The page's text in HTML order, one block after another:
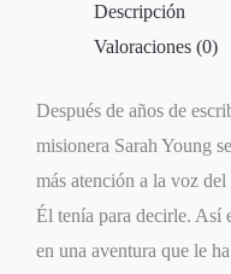
Descripción
Valoraciones (0)
Después de años de
misionera Sarah Young
más atención a la voz
Él tenía para decirle. Así
en una aventura que le